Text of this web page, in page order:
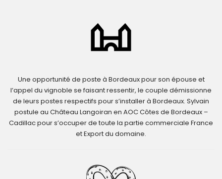
Une opportunité de poste à Bordeaux pour son épouse et
l’appel du vignoble se faisant ressentir, le couple démissionne
de leurs postes respectifs pour s’installer à Bordeaux. Sylvain
postule au Château Langoiran en AOC Côtes de Bordeaux –
Cadillac pour s’occuper de toute la partie commerciale France
et Export du domaine.